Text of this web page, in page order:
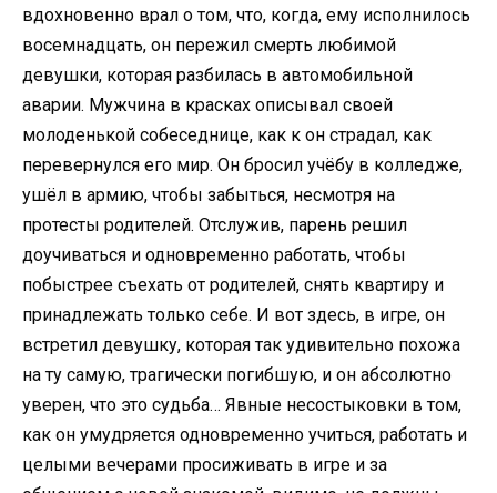
вдохновенно врал о том, что, когда, ему исполнилось
восемнадцать, он пережил смерть любимой
девушки, которая разбилась в автомобильной
аварии. Мужчина в красках описывал своей
молоденькой собеседнице, как к он страдал, как
перевернулся его мир. Он бросил учёбу в колледже,
ушёл в армию, чтобы забыться, несмотря на
протесты родителей. Отслужив, парень решил
доучиваться и одновременно работать, чтобы
побыстрее съехать от родителей, снять квартиру и
принадлежать только себе. И вот здесь, в игре, он
встретил девушку, которая так удивительно похожа
на ту самую, трагически погибшую, и он абсолютно
уверен, что это судьба… Явные несостыковки в том,
как он умудряется одновременно учиться, работать и
целыми вечерами просиживать в игре и за